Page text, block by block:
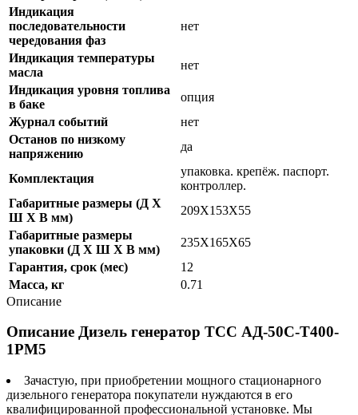
Индикация
последовательности
чередования фаз
нет
Индикация температуры
масла
нет
Индикация уровня топлива
в баке
опция
Журнал событий
нет
Останов по низкому
напряжению
да
Комплектация
упаковка. крепёж. паспорт.
контроллер.
Габаритные размеры (Д X
Ш X В мм)
209Х153Х55
Габаритные размеры
упаковки (Д X Ш X В мм)
235Х165Х65
Гарантия, срок (мес)
12
Масса, кг
0.71
Описание
Описание Дизель генератор ТСС АД-50С-Т400-
1РМ5
Зачастую, при приобретении мощного стационарного
дизельного генератора покупатели нуждаются в его
квалифицированной профессиональной установке. Мы